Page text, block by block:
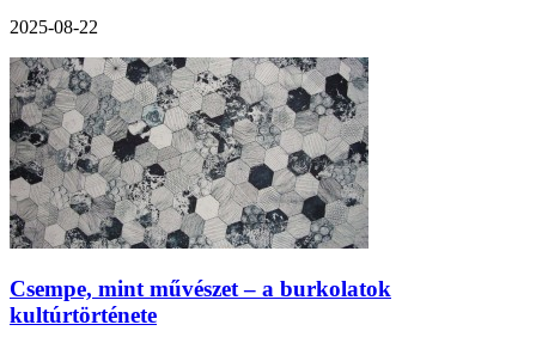
2025-08-22
Csempe, mint művészet – a burkolatok
kultúrtörténete